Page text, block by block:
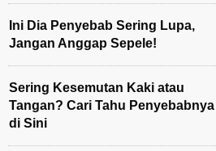
Ini Dia Penyebab Sering Lupa,
Jangan Anggap Sepele!
Sering Kesemutan Kaki atau
Tangan? Cari Tahu Penyebabnya
di Sini